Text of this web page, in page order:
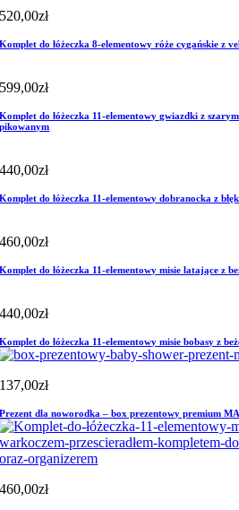
520,00zł
Komplet do łóżeczka 8-elementowy róże cygańskie z
599,00zł
Komplet do łóżeczka 11-elementowy gwiazdki z
pikowanym
440,00zł
Komplet do łóżeczka 11-elementowy dobranocka z
460,00zł
Komplet do łóżeczka 11-elementowy misie latające z
440,00zł
Komplet do łóżeczka 11-elementowy misie bobasy z
137,00zł
Prezent dla noworodka – box prezentowy premium
460,00zł